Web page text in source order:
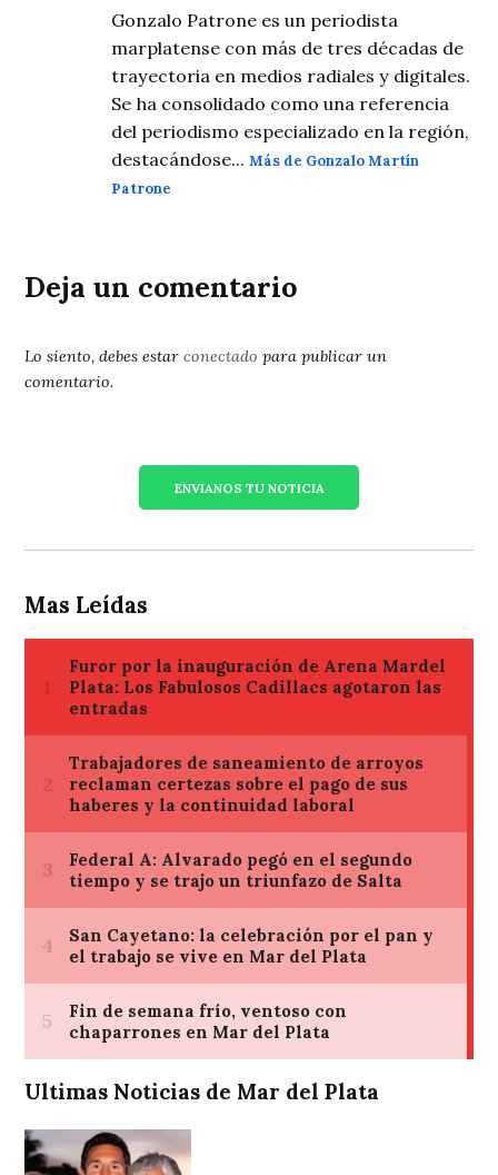
Gonzalo Patrone es un periodista
marplatense con más de tres décadas de
trayectoria en medios radiales y digitales.
Se ha consolidado como una referencia
del periodismo especializado en la región,
destacándose...Más de Gonzalo Martín
Patrone
Deja un comentario
Lo siento, debes estarconectado para publicar un
comentario.
ENVIANOS TU NOTICIA
Mas Leídas
Ultimas Noticias de Mar del Plata